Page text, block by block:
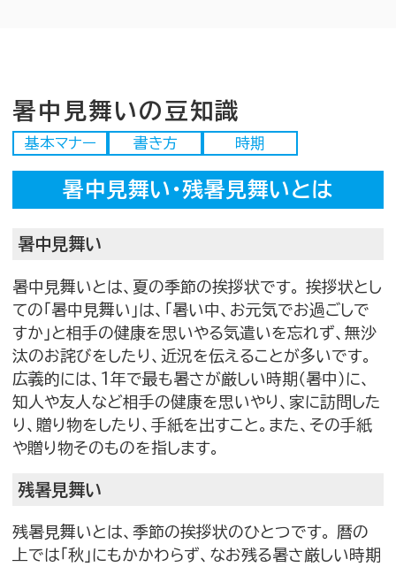
暑中見舞いの豆知識
基本マナー 書き方 時期
暑中見舞い・残暑見舞いとは
暑中見舞い
暑中見舞いとは、夏の季節の挨拶状です。 挨拶状とし
ての「暑中見舞い」は、「暑い中、お元気でお過ごしで
すか」と相手の健康を思いやる気遣いを忘れず、無沙
汰のお詫びをしたり、近況を伝えることが多いです。
広義的には、1年で最も暑さが厳しい時期（暑中）に、
知人や友人など相手の健康を思いやり、家に訪問した
り、贈り物をしたり、手紙を出すこと。また、その手紙
や贈り物そのものを指します。
残暑見舞い
残暑見舞いとは、季節の挨拶状のひとつです。 暦の
上では「秋」にもかかわらず、なお残る暑さ厳しい時期